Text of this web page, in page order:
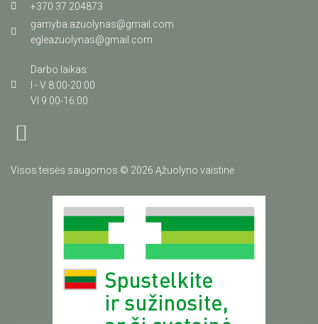
+370 37 204873
gamyba.azuolynas@gmail.com
egleazuolynas@gmail.com
Darbo laikas:
I - V 8:00-20:00
VI 9:00-16:00
Visos teisės saugomos © 2026 Ąžuolyno vaistinė